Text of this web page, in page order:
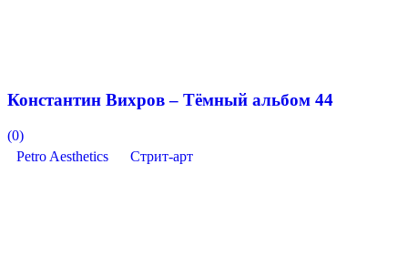
Константин Вихров – Тёмный альбом 44
(0)
Petro Aesthetics
Стрит-арт